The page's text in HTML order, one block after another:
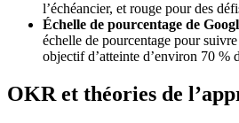
l’échéancier, et rouge pour des
Échelle de pourcentage de
échelle de pourcentage pour
objectif d’atteinte d’environ 70 %
OKR et théories de